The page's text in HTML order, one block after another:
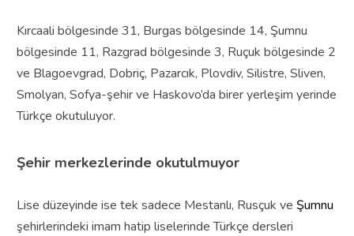
Kırcaali bölgesinde 31, Burgas bölgesinde 14, Şumnu
bölgesinde 11, Razgrad bölgesinde 3, Ruçuk bölgesinde 2
ve Blagoevgrad, Dobriç, Pazarcık, Plovdiv, Silistre, Sliven,
Smolyan, Sofya-şehir ve Haskovo’da birer yerleşim yerinde
Türkçe okutuluyor.
Şehir merkezlerinde okutulmuyor
Lise düzeyinde ise tek sadece Mestanlı, Rusçuk ve Şumnu
şehirlerindeki imam hatip liselerinde Türkçe dersleri